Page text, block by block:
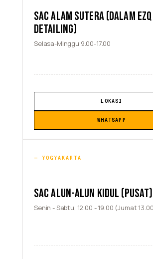
SAC ALAM SUTERA (DALAM
DETAILING)
Selasa-Minggu 9.00-17.00
LOKASI
WHATSAPP
YOGYAKARTA
SAC ALUN-ALUN KIDUL (PUSAT)
Senin - Sabtu, 12.00 - 19.00 (Jumat